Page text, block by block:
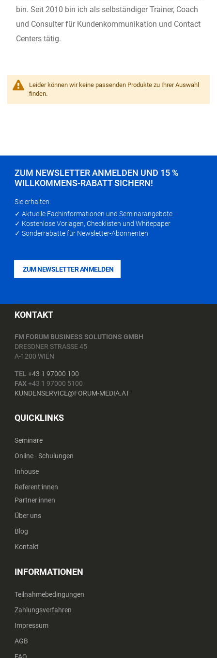
bin. Seit 2010 bin ich als selbständiger Trainer, Coach
und Consulter für Kundenkommunikation und Contact
Centers tätig.
Leider können wir keine passenden Produkte zu Ihrer Auswahl
finden.
ZUM NEWSLETTER ANMELDEN UND 15 %
WILLKOMMENS-RABATT SICHERN!
Sie erhalten:
✓ Aktuelle Fachinformationen und Seminarangebote
✓ Kostenlose Vorlagen, Checklisten und Whitepaper
✓ Sonderrabatte für Newsletter-Abonnenten
ZUM NEWSLETTER ANMELDEN
KONTAKT
FM FORUM BUSINESS SOLUTIONS GMBH
DRESDNER STRASSE 45
A-1200 WIEN
TEL +43 1 97000 100
FAX+43 1 97000 5100
KUNDENSERVICE@FORUM-MEDIA.AT
QUICKLINKS
Seminare
Online - Schulungen
Inhouse
Referent:innen
Partner:innen
Über uns
Blog
Kontakt
INFORMATIONEN
Teilnahmebedingungen
Zahlungsverfahren
Impressum
AGB